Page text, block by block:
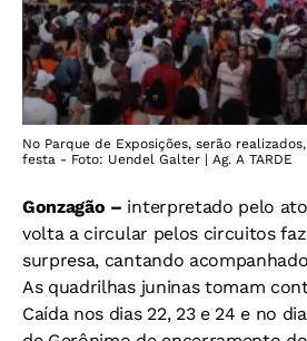
No Parque de Exposições, serão
festa - Foto: Uendel Galter | Ag. A TARDE
Gonzagão – interpretado pelo
volta a circular pelos circuitos
surpresa, cantando
As quadrilhas juninas tomam
Caída nos dias 22, 23 e 24 e no